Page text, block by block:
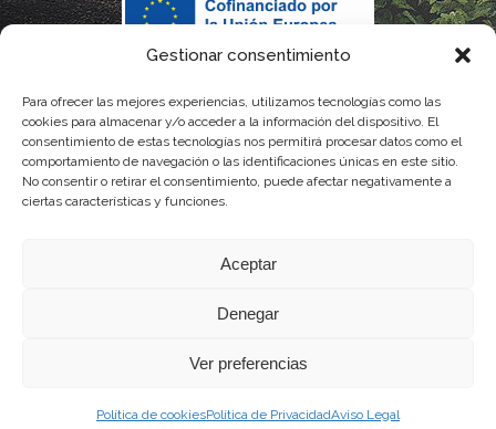
Gestionar consentimiento
Para ofrecer las mejores experiencias, utilizamos tecnologías como las
cookies para almacenar y/o acceder a la información del dispositivo. El
consentimiento de estas tecnologías nos permitirá procesar datos como el
comportamiento de navegación o las identificaciones únicas en este sitio.
No consentir o retirar el consentimiento, puede afectar negativamente a
ciertas características y funciones.
Aceptar
Denegar
Ver preferencias
Política de cookiesPolítica de PrivacidadAviso Legal
La gestión de la DOP Lanzarote realizada por este Consejo
Regulador es financiada, parcialmente, por el Gobierno de
Canarias
Instituto Canario de Calidad Agroalimentaria